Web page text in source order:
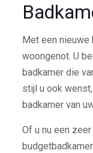
Met een
woongenot. U
badkamer die
stijl u ook
badkamer van
Of u nu een